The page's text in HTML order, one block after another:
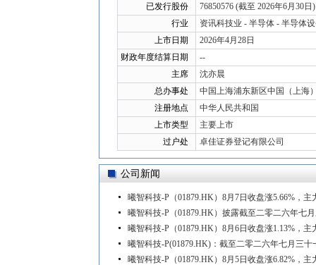
已发行股份
76850576 (截至 2026年6月30日)
行业
资讯科技业 - 半导体 - 半导体
上市日期
2026年4月28日
财政年度结算日期
--
主席
沈亦晨
总办事处
中国上海浦东新区中国（上海
注册地点
中华人民共和国
上市类型
主要上市
过户处
卓佳证券登记有限公司
公司新闻
曦智科技-P（01879.HK）8月7日收盘涨5.66%，主
曦智科技-P（01879.HK）披露截至二零二六年七
曦智科技-P（01879.HK）8月6日收盘涨1.13%，主
曦智科技-P(01879.HK)：截至二零二六年七月三
曦智科技-P（01879.HK）8月5日收盘涨6.82%，主